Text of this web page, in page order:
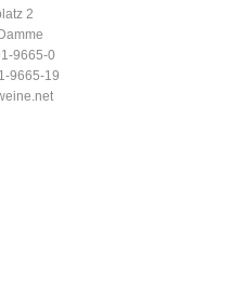
2
9665-0
9665-19